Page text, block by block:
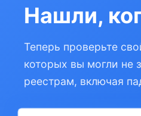
Нашли,
Теперь проверьте
которых вы могли не
реестрам, включая